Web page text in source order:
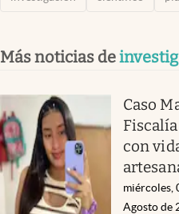
Más noticias de
Caso
con
miércoles,
Agosto de